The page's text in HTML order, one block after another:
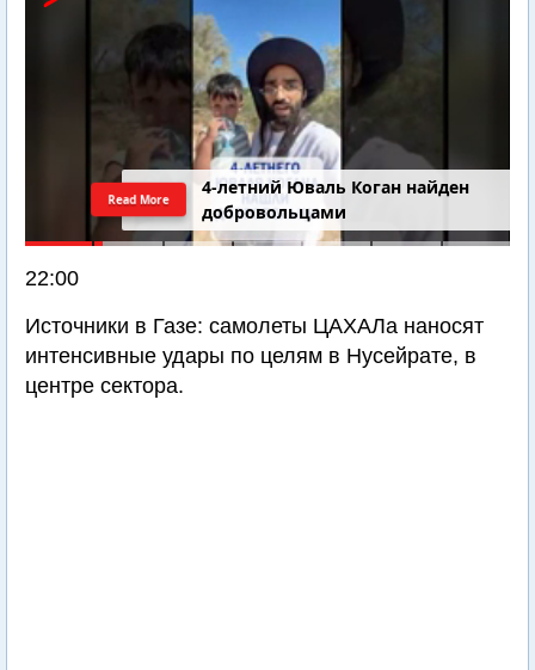
4-летний Юваль Коган найден
добровольцами
Read More
22:00
Источники в Газе: самолеты ЦАХАЛа наносят
интенсивные удары по целям в Нусейрате, в
центре сектора.